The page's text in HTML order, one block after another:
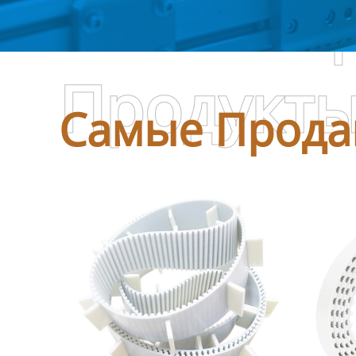
Самые
Самые